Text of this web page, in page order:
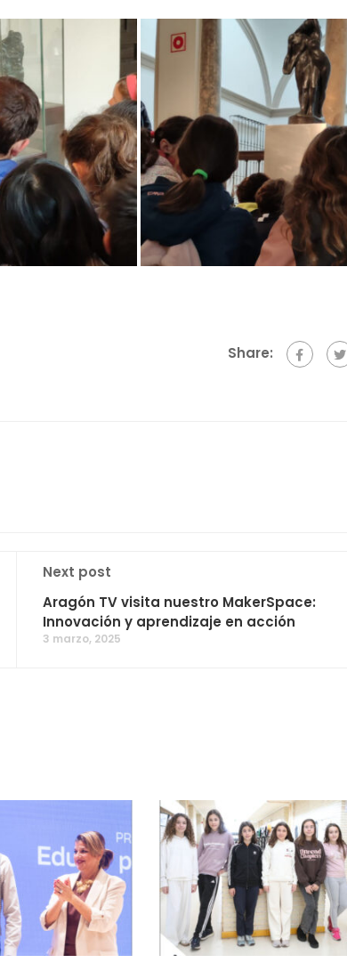
Share:
Next post
Aragón TV visita nuestro MakerSpace:
Innovación y aprendizaje en acción
3 marzo, 2025